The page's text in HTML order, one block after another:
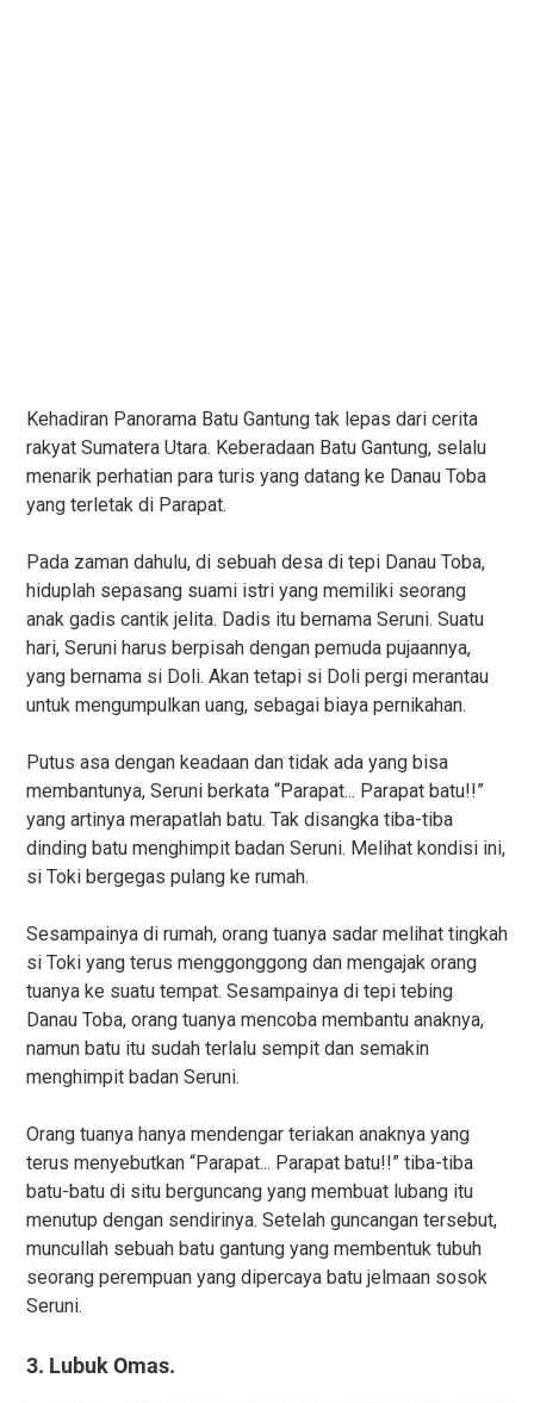
Kehadiran Panorama Batu Gantung tak lepas dari cerita
rakyat Sumatera Utara. Keberadaan Batu Gantung, selalu
menarik perhatian para turis yang datang ke Danau Toba
yang terletak di Parapat.
Pada zaman dahulu, di sebuah desa di tepi Danau Toba,
hiduplah sepasang suami istri yang memiliki seorang
anak gadis cantik jelita. Dadis itu bernama Seruni. Suatu
hari, Seruni harus berpisah dengan pemuda pujaannya,
yang bernama si Doli. Akan tetapi si Doli pergi merantau
untuk mengumpulkan uang, sebagai biaya pernikahan.
Putus asa dengan keadaan dan tidak ada yang bisa
membantunya, Seruni berkata “Parapat... Parapat batu!!”
yang artinya merapatlah batu. Tak disangka tiba-tiba
dinding batu menghimpit badan Seruni. Melihat kondisi ini,
si Toki bergegas pulang ke rumah.
Sesampainya di rumah, orang tuanya sadar melihat tingkah
si Toki yang terus menggonggong dan mengajak orang
tuanya ke suatu tempat. Sesampainya di tepi tebing
Danau Toba, orang tuanya mencoba membantu anaknya,
namun batu itu sudah terlalu sempit dan semakin
menghimpit badan Seruni.
Orang tuanya hanya mendengar teriakan anaknya yang
terus menyebutkan “Parapat... Parapat batu!!” tiba-tiba
batu-batu di situ berguncang yang membuat lubang itu
menutup dengan sendirinya. Setelah guncangan tersebut,
muncullah sebuah batu gantung yang membentuk tubuh
seorang perempuan yang dipercaya batu jelmaan sosok
Seruni.
3. Lubuk Omas.